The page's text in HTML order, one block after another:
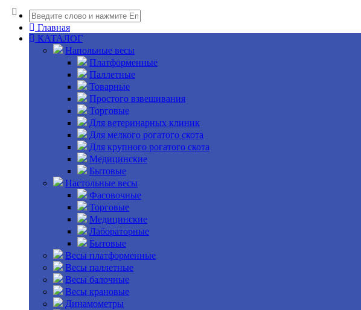
Главная
КАТАЛОГ
Напольные весы
Платформенные
Паллетные
Товарные
Простого взвешивания
Торговые
Для ветеринарных клиник
Для мелкого рогатого скота
Для крупного рогатого скота
Медицинские
Бытовые
Настольные весы
Фасовочные
Торговые
Медицинские
Лабораторные
Бытовые
Весы платформенные
Весы паллетные
Весы балочные
Весы крановые
Динамометры